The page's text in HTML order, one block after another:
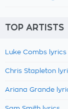
TOP ARTISTS
Luke Combs lyrics
Chris Stapleton
Ariana Grande